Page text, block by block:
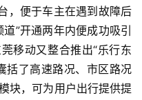
，便于车主在遇到故障后
”开通两年内便成功吸引
移动又整合推出“乐行东
括了高速路况、市区路况
块，可为用户出行提供提